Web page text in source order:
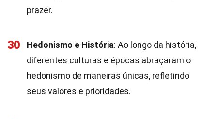
prazer.
30 Hedonismo e História: Ao longo da história,
diferentes culturas e épocas abraçaram o
hedonismo de maneiras únicas, refletindo
seus valores e prioridades.